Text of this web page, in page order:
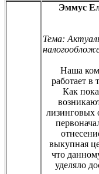
Эммус
Тема:
Наша
работает в
Как
лизинговых
выкупная
что
уделяло